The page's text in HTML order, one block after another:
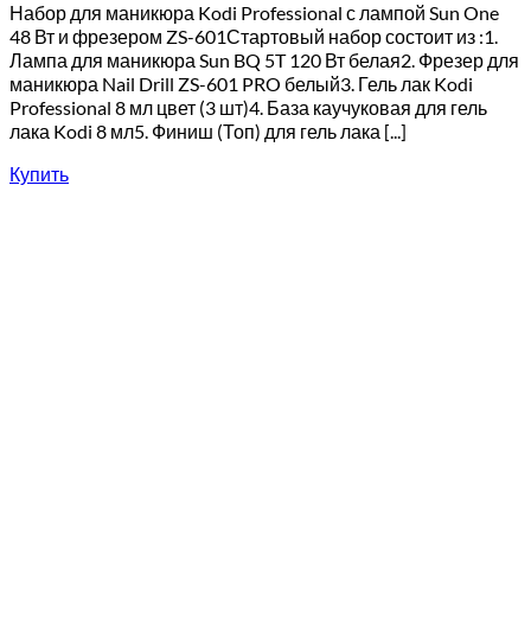
Набор для маникюра Kodi Professional с лампой Sun One
48 Вт и фрезером ZS-601Стартовый набор состоит из :1.
Лампа для маникюра Sun BQ 5T 120 Вт белая2. Фрезер для
маникюра Nail Drill ZS-601 PRO белый3. Гель лак Kodi
Professional 8 мл цвет (3 шт)4. База каучуковая для гель
лака Kodi 8 мл5. Финиш (Топ) для гель лака [...]
Купить